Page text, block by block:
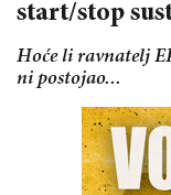
start/stop
Hoće li ravnatelj
ni postojao...